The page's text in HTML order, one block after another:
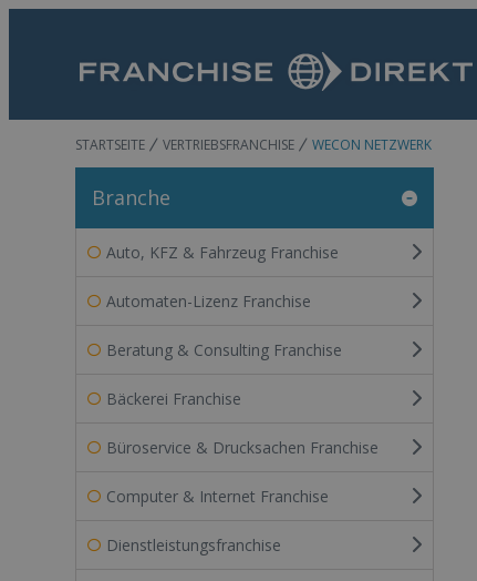
STARTSEITE VERTRIEBSFRANCHISE WECON NETZWERK
Branche
Auto, KFZ & Fahrzeug Franchise
Automaten-Lizenz Franchise
Beratung & Consulting Franchise
Bäckerei Franchise
Büroservice & Drucksachen Franchise
Computer & Internet Franchise
Dienstleistungsfranchise